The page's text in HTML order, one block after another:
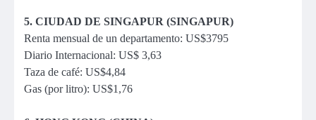
5. CIUDAD DE SINGAPUR (SINGAPUR)
Renta mensual de un departamento: US$3795
Diario Internacional: US$ 3,63
Taza de café: US$4,84
Gas (por litro): US$1,76